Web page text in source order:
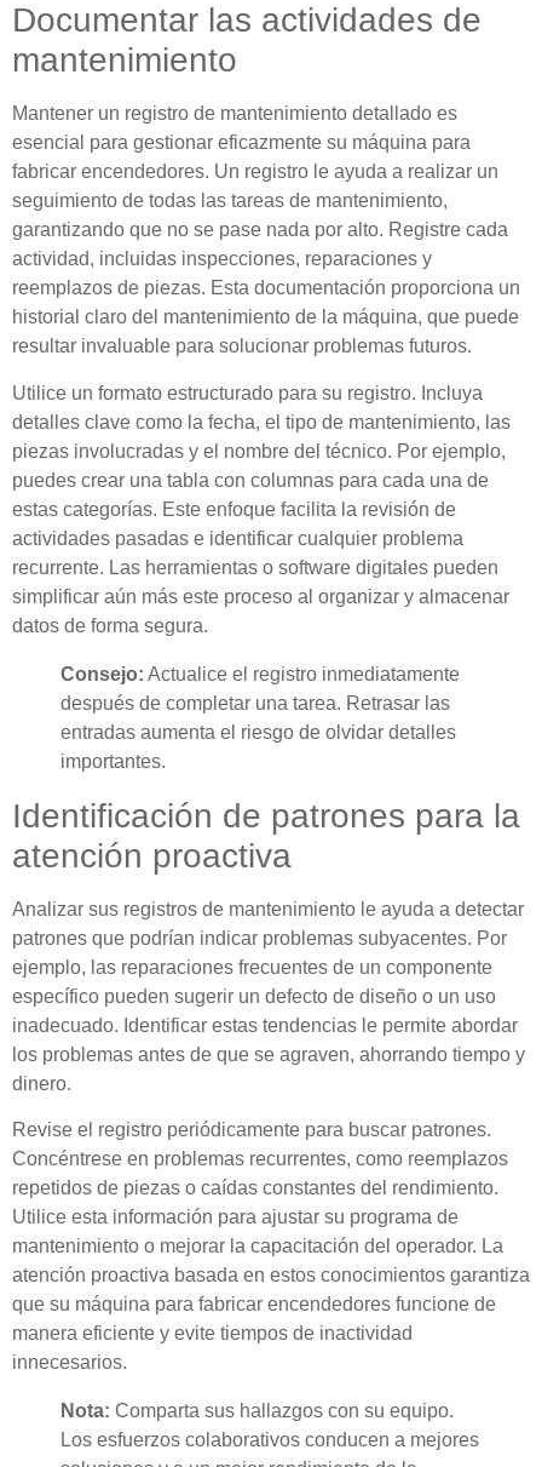
Documentar las actividades de
mantenimiento
Mantener un registro de mantenimiento detallado es
esencial para gestionar eficazmente su máquina para
fabricar encendedores. Un registro le ayuda a realizar un
seguimiento de todas las tareas de mantenimiento,
garantizando que no se pase nada por alto. Registre cada
actividad, incluidas inspecciones, reparaciones y
reemplazos de piezas. Esta documentación proporciona un
historial claro del mantenimiento de la máquina, que puede
resultar invaluable para solucionar problemas futuros.
Utilice un formato estructurado para su registro. Incluya
detalles clave como la fecha, el tipo de mantenimiento, las
piezas involucradas y el nombre del técnico. Por ejemplo,
puedes crear una tabla con columnas para cada una de
estas categorías. Este enfoque facilita la revisión de
actividades pasadas e identificar cualquier problema
recurrente. Las herramientas o software digitales pueden
simplificar aún más este proceso al organizar y almacenar
datos de forma segura.
Consejo: Actualice el registro inmediatamente
después de completar una tarea. Retrasar las
entradas aumenta el riesgo de olvidar detalles
importantes.
Identificación de patrones para la
atención proactiva
Analizar sus registros de mantenimiento le ayuda a detectar
patrones que podrían indicar problemas subyacentes. Por
ejemplo, las reparaciones frecuentes de un componente
específico pueden sugerir un defecto de diseño o un uso
inadecuado. Identificar estas tendencias le permite abordar
los problemas antes de que se agraven, ahorrando tiempo y
dinero.
Revise el registro periódicamente para buscar patrones.
Concéntrese en problemas recurrentes, como reemplazos
repetidos de piezas o caídas constantes del rendimiento.
Utilice esta información para ajustar su programa de
mantenimiento o mejorar la capacitación del operador. La
atención proactiva basada en estos conocimientos garantiza
que su máquina para fabricar encendedores funcione de
manera eficiente y evite tiempos de inactividad
innecesarios.
Nota: Comparta sus hallazgos con su equipo.
Los esfuerzos colaborativos conducen a mejores